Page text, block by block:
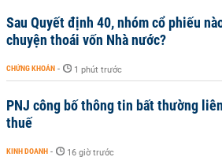
Sau Quyết định 40, nhóm cổ phiếu
chuyện thoái vốn Nhà nước?
CHỨNG KHOÁN - 1 phút trước
PNJ công bố thông tin bất thường
thuế
KINH DOANH - 16 giờ trước